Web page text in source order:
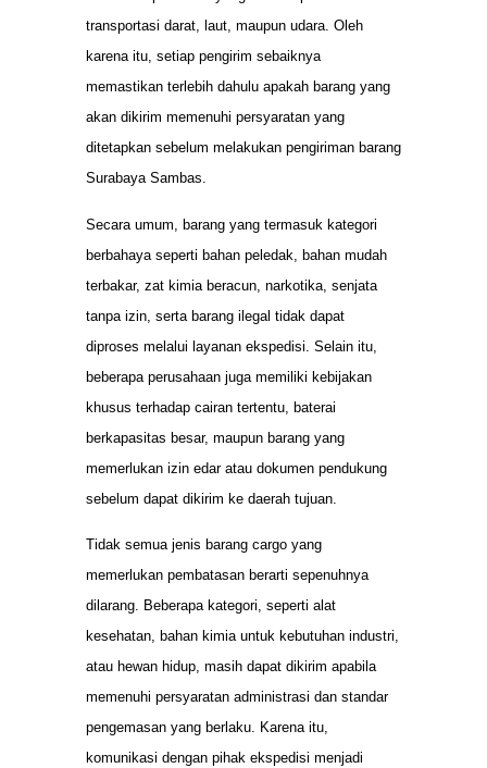
transportasi darat, laut, maupun udara. Oleh
karena itu, setiap pengirim sebaiknya
memastikan terlebih dahulu apakah barang yang
akan dikirim memenuhi persyaratan yang
ditetapkan sebelum melakukan pengiriman barang
Surabaya Sambas.
Secara umum, barang yang termasuk kategori
berbahaya seperti bahan peledak, bahan mudah
terbakar, zat kimia beracun, narkotika, senjata
tanpa izin, serta barang ilegal tidak dapat
diproses melalui layanan ekspedisi. Selain itu,
beberapa perusahaan juga memiliki kebijakan
khusus terhadap cairan tertentu, baterai
berkapasitas besar, maupun barang yang
memerlukan izin edar atau dokumen pendukung
sebelum dapat dikirim ke daerah tujuan.
Tidak semua jenis barang cargo yang
memerlukan pembatasan berarti sepenuhnya
dilarang. Beberapa kategori, seperti alat
kesehatan, bahan kimia untuk kebutuhan industri,
atau hewan hidup, masih dapat dikirim apabila
memenuhi persyaratan administrasi dan standar
pengemasan yang berlaku. Karena itu,
komunikasi dengan pihak ekspedisi menjadi